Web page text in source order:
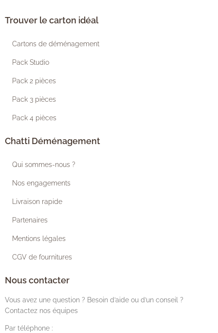
Trouver le carton idéal
Cartons de déménagement
Pack Studio
Pack 2 pièces
Pack 3 pièces
Pack 4 pièces
Chatti Déménagement
Qui sommes-nous ?
Nos engagements
Livraison rapide
Partenaires
Mentions légales
CGV de fournitures
Nous contacter
Vous avez une question ? Besoin d’aide ou d’un conseil ?
Contactez nos équipes
Par téléphone :